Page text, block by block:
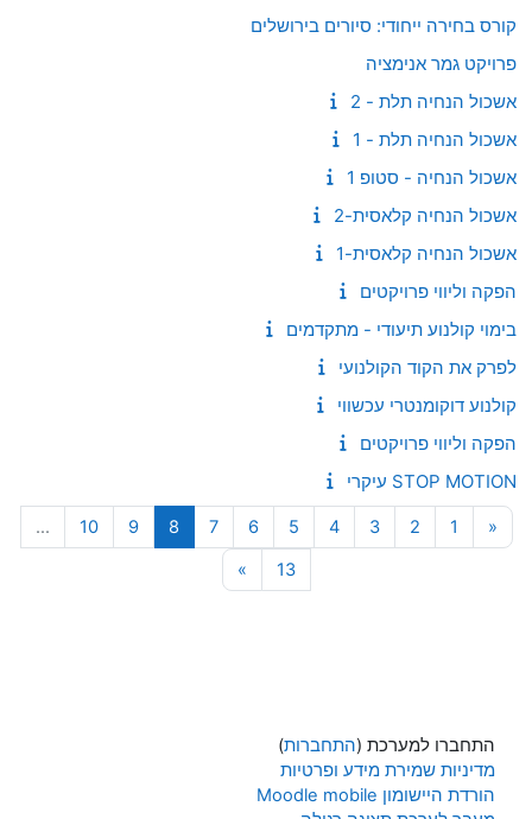
קורס בחירה ייחודי: סיורים בירושלים
פרויקט גמר אנימציה
אשכול הנחיה תלת - 2
אשכול הנחיה תלת - 1
אשכול הנחיה - סטופ 1
אשכול הנחיה קלאסית-2
אשכול הנחיה קלאסית-1
הפקה וליווי פרויקטים
בימוי קולנוע תיעודי - מתקדמים
לפרק את הקוד הקולנועי
קולנוע דוקומנטרי עכשווי
הפקה וליווי פרויקטים
STOP MOTION עיקרי
« העמוד הקודם
1עמוד 1
2 עמוד 2
3 עמוד 3
4עמוד 4
5 עמוד 5
6 עמוד 6
7עמוד 7
8 עמוד 8
9 עמוד 910עמוד 10
…
13עמוד 13
»
התחברו למערכת (התחברות)
מדיניות שמירת מידע ופרטיות
הורדת היישומון Moodle mobile